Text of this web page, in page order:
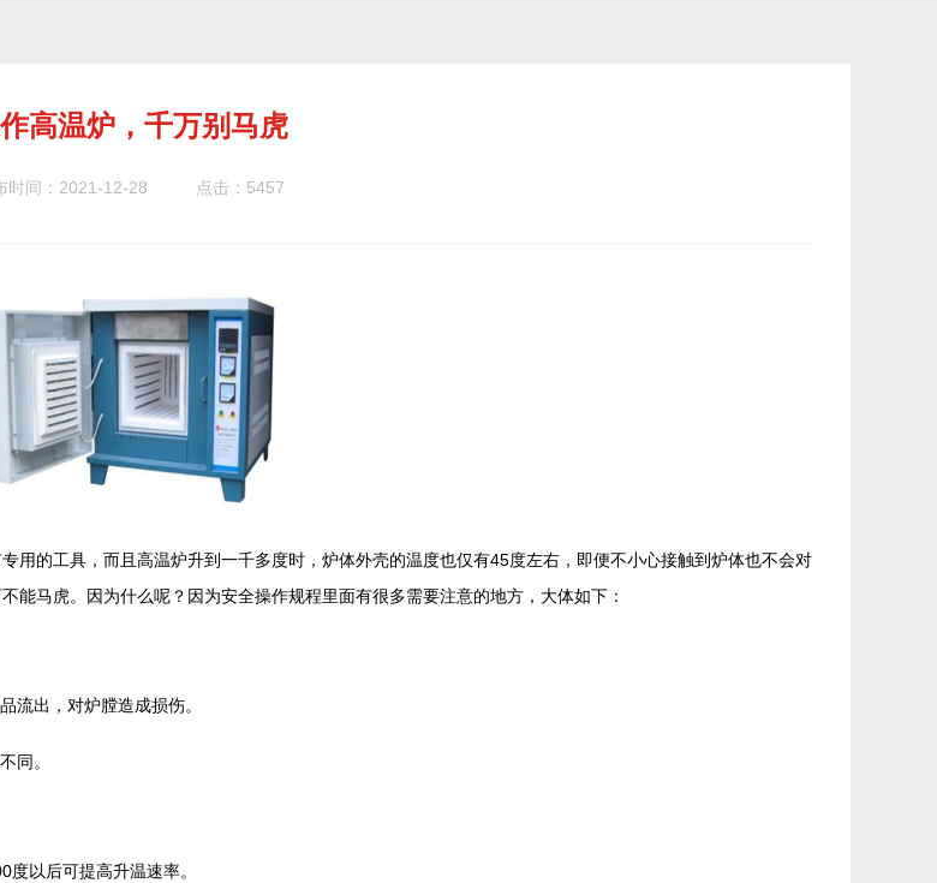
高温炉，千万别马虎
时间：2021-12-28 点击：5457
用的工具，而且高温炉升到一千多度时，炉体外壳的温度也仅有45度左右，即便不小心接触到炉体也不会对
能马虎。因为什么呢？因为安全操作规程里面有很多需要注意的地方，大体如下：
流出，对炉膛造成损伤。
同。
以后可提高升温速率。